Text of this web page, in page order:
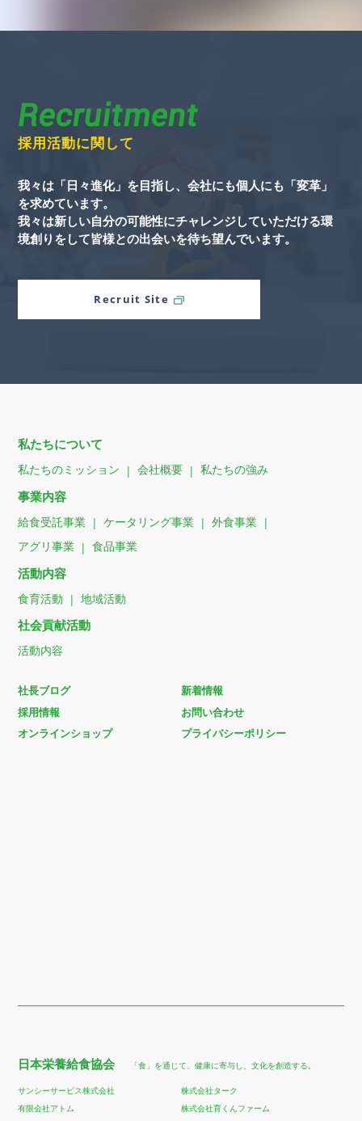
Recruitment
採用活動に関して
我々は「日々進化」を目指し、会社にも個人にも「変革」
を求めています。
我々は新しい自分の可能性にチャレンジしていただける環
境創りをして皆様との出会いを待ち望んでいます。
Recruit Site
私たちについて
私たちのミッション 会社概要 私たちの強み
事業内容
給食受託事業 ケータリング事業
外食事業
アグリ事業
食品事業
活動内容
食育活動 地域活動
社会貢献活動
活動内容
社長ブログ
新着情報
採用情報
お問い合わせ
オンラインショップ
プライバシーポリシー
日本栄養給食協会 「食」を通じて、健康に寄与し、文化を創造する。
サンシーサービス株式会社
株式会社ターク
有限会社アトム
株式会社育くんファーム